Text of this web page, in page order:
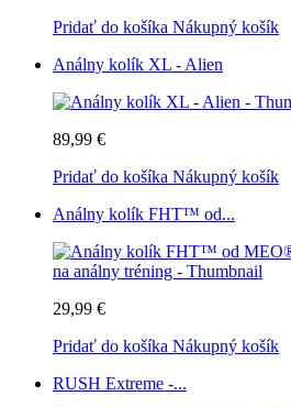
Pridať do košíka Nákupný košík
Análny kolík XL - Alien
89,99 €
Pridať do košíka Nákupný košík
Análny kolík FHT™ od...
29,99 €
Pridať do košíka Nákupný košík
RUSH Extreme -...